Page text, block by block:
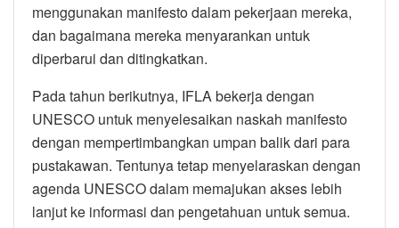
menggunakan manifesto dalam pekerjaan mereka,
dan bagaimana mereka menyarankan untuk
diperbarui dan ditingkatkan.
Pada tahun berikutnya, IFLA bekerja dengan
UNESCO untuk menyelesaikan naskah manifesto
dengan mempertimbangkan umpan balik dari para
pustakawan. Tentunya tetap menyelaraskan dengan
agenda UNESCO dalam memajukan akses lebih
lanjut ke informasi dan pengetahuan untuk semua.